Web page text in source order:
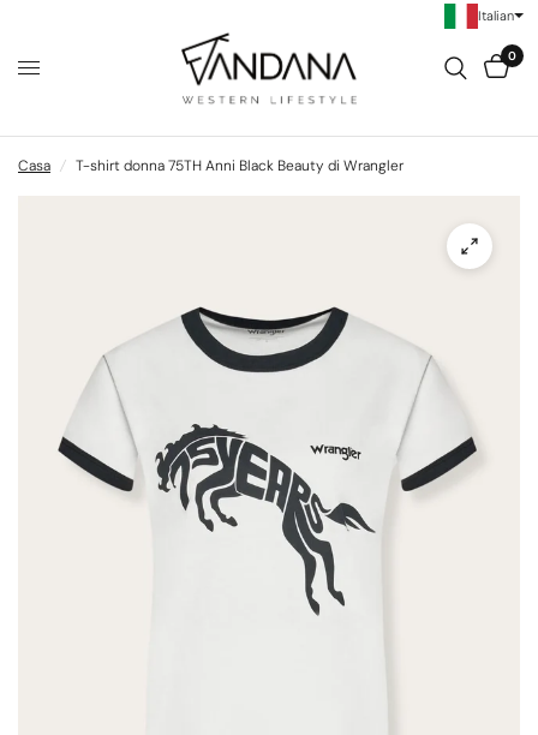
0
Casa / T-shirt donna 75TH Anni Black Beauty di Wrangler
Italian